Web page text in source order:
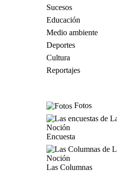
Sucesos
Educación
Medio ambiente
Deportes
Cultura
Reportajes
Fotos
Encuesta
Las Columnas